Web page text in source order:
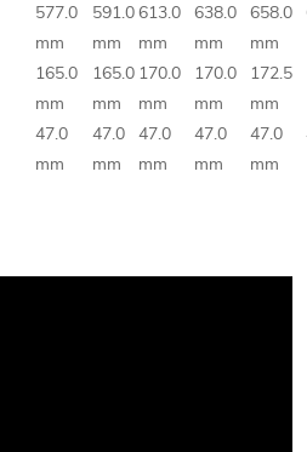
577.0
mm
591.0
mm
613.0
mm
638.0
mm
658.0
mm
165.0
mm
165.0
mm
170.0
mm
170.0
mm
172.5
mm
47.0
mm
47.0
mm
47.0
mm
47.0
mm
47.0
mm